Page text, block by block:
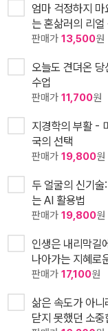
엄마 걱정하지
는 혼삶러의 리얼
판매가 13,500원
오늘도 견뎌온
수업
판매가 11,700원
지경학의 부활 -
국의 선택
판매가 19,800원
두 얼굴의 신기
는 AI 활용법
판매가 19,800원
인생은 내리막길
나아가는 지혜로
판매가 17,100원
삶은 속도가 아
닫지 못했던 소